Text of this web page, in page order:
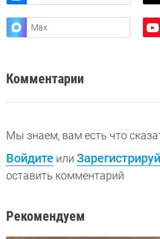
Max
Комментарии
Мы знаем, вам есть что
Войдите или
оставить комментарий
Рекомендуем